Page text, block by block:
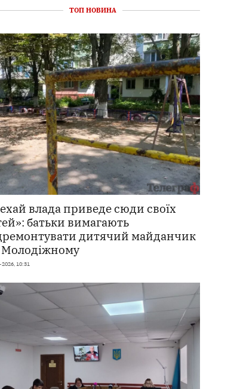
ТОП НОВИНА
влада приведе сюди своїх
батьки вимагають
дитячий майданчик
Молодіжному
10:31